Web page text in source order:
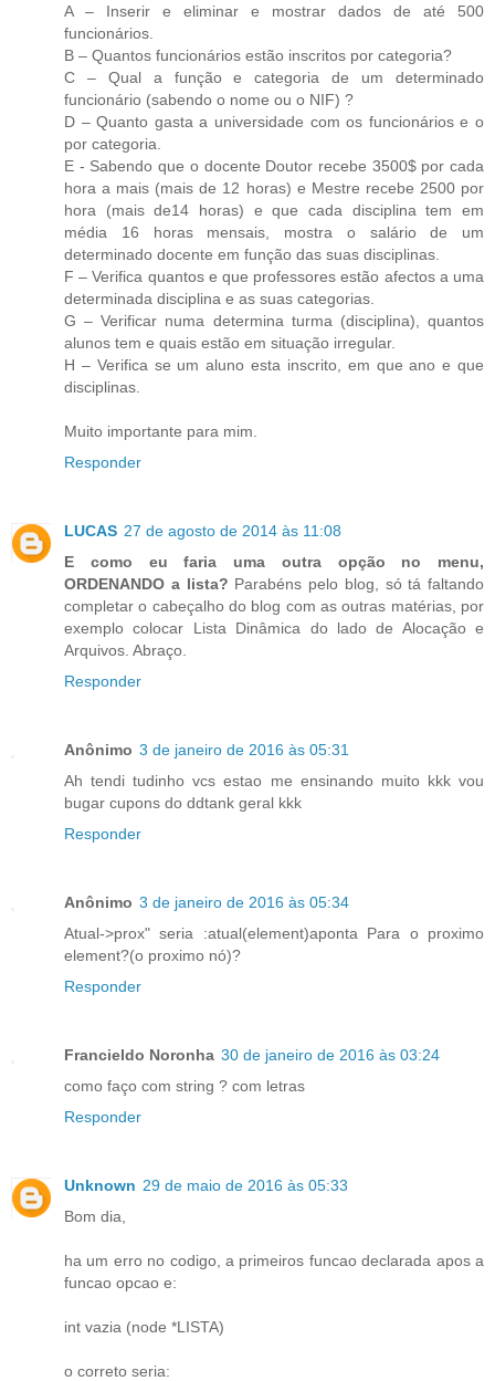
A – Inserir e eliminar e mostrar dados de até 500
funcionários.
B – Quantos funcionários estão inscritos por categoria?
C – Qual a função e categoria de um determinado
funcionário (sabendo o nome ou o NIF) ?
D – Quanto gasta a universidade com os funcionários e o
por categoria.
E - Sabendo que o docente Doutor recebe 3500$ por cada
hora a mais (mais de 12 horas) e Mestre recebe 2500 por
hora (mais de14 horas) e que cada disciplina tem em
média 16 horas mensais, mostra o salário de um
determinado docente em função das suas disciplinas.
F – Verifica quantos e que professores estão afectos a uma
determinada disciplina e as suas categorias.
G – Verificar numa determina turma (disciplina), quantos
alunos tem e quais estão em situação irregular.
H – Verifica se um aluno esta inscrito, em que ano e que
disciplinas.
Muito importante para mim.
Responder
LUCAS 27 de agosto de 2014 às 11:08
E como eu faria uma outra opção no menu,
ORDENANDO a lista? Parabéns pelo blog, só tá faltando
completar o cabeçalho do blog com as outras matérias, por
exemplo colocar Lista Dinâmica do lado de Alocação e
Arquivos. Abraço.
Responder
Anônimo 3 de janeiro de 2016 às 05:31
Ah tendi tudinho vcs estao me ensinando muito kkk vou
bugar cupons do ddtank geral kkk
Responder
Anônimo 3 de janeiro de 2016 às 05:34
Atual->prox" seria :atual(element)aponta Para o proximo
element?(o proximo nó)?
Responder
Francieldo Noronha 30 de janeiro de 2016 às 03:24
como faço com string ? com letras
Responder
Unknown 29 de maio de 2016 às 05:33
Bom dia,
ha um erro no codigo, a primeiros funcao declarada apos a
funcao opcao e:
int vazia (node *LISTA)
o correto seria: